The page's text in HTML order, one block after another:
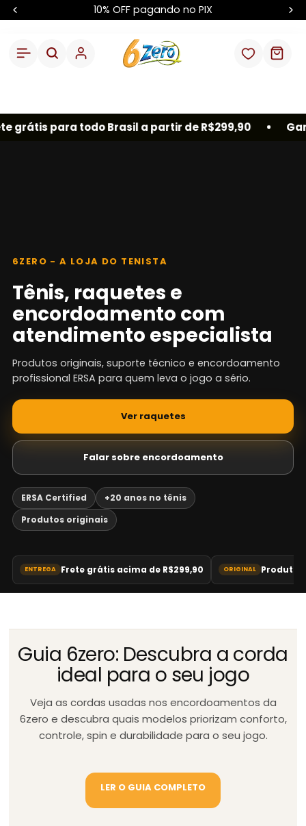
10% OFF pagando no PIX
para todo Brasil a partir de R$299,90
6ZERO - A LOJA DO TENISTA
Tênis, raquetes e
encordoamento com
atendimento especialista
Produtos originais, suporte técnico e encordoamento
profissional ERSA para quem leva o jogo a sério.
Ver raquetes
Falar sobre encordoamento
ERSA Certified
+20 anos no tênis
Produtos originais
ENTREGA Frete grátis acima de R$299,90 ORIGINAL
Guia 6zero: Descubra a corda
ideal para o seu jogo
Veja as cordas usadas nos encordoamentos da
6zero e descubra quais modelos priorizam conforto,
controle, spin e durabilidade para o seu jogo.
LER O GUIA COMPLETO